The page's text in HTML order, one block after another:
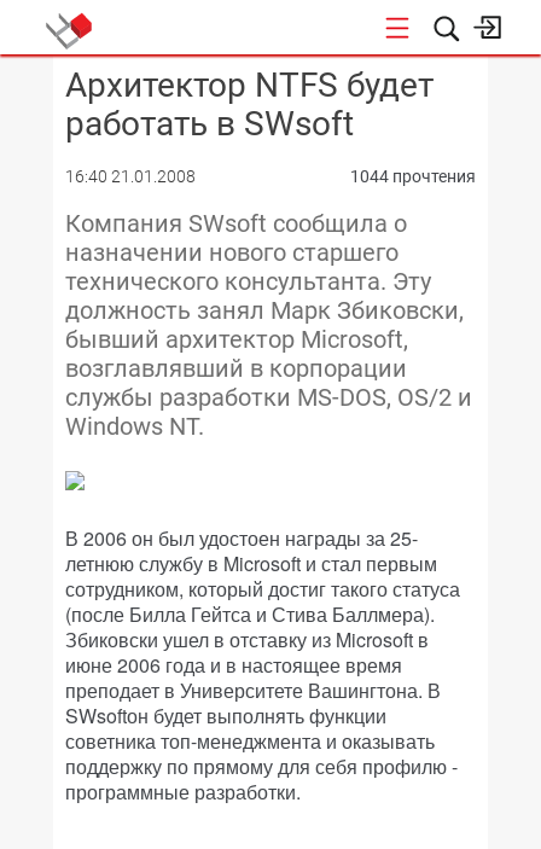
КОНФЕРЕНЦИИ
Архитектор NTFS будет
работать в SWsoft
16:40 21.01.2008 1044 прочтения
Компания SWsoft сообщила о
назначении нового старшего
технического консультанта. Эту
должность занял Марк Збиковски,
бывший архитектор Microsoft,
возглавлявший в корпорации
службы разработки MS-DOS, OS/2 и
Windows NT.
В 2006 он был удостоен награды за 25-
летнюю службу в Microsoft и стал первым
сотрудником, который достиг такого статуса
(после Билла Гейтса и Стива Баллмера).
Збиковски ушел в отставку из Microsoft в
июне 2006 года и в настоящее время
преподает в Университете Вашингтона. В
SWsoftон будет выполнять функции
советника топ-менеджмента и оказывать
поддержку по прямому для себя профилю -
программные разработки.